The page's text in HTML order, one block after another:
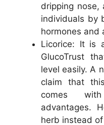
dripping nose,
individuals by
hormones and
Licorice: It is
GlucoTrust
level easily. A
claim that
comes
advantages.
herb instead